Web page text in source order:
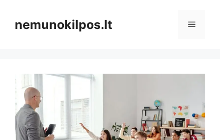
turinionemunokilpos.lt Meniu